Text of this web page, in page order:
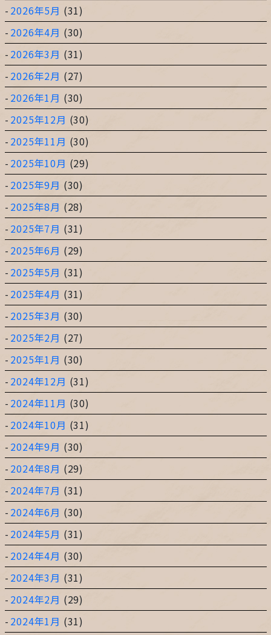
2026年5月 (31)
2026年4月 (30)
2026年3月 (31)
2026年2月 (27)
2026年1月 (30)
2025年12月 (30)
2025年11月 (30)
2025年10月 (29)
2025年9月 (30)
2025年8月 (28)
2025年7月 (31)
2025年6月 (29)
2025年5月 (31)
2025年4月 (31)
2025年3月 (30)
2025年2月 (27)
2025年1月 (30)
2024年12月 (31)
2024年11月 (30)
2024年10月 (31)
2024年9月 (30)
2024年8月 (29)
2024年7月 (31)
2024年6月 (30)
2024年5月 (31)
2024年4月 (30)
2024年3月 (31)
2024年2月 (29)
2024年1月 (31)